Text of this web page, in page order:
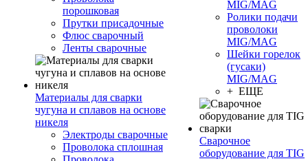
порошковая
Прутки присадочные
Флюс сварочный
Ленты сварочные
Материалы для сварки
чугуна и сплавов на основе
никеля
Электроды сварочные
Проволока сплошная
MIG/MAG
Ролики подачи
проволоки
MIG/MAG
Шейки горелок
(гусаки)
MIG/MAG
+ ЕЩЕ
Сварочное
оборудование для TIG